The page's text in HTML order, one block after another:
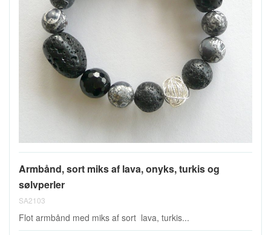
Armbånd, sort miks af lava, onyks, turkis og
sølvperler
SA2103
Flot armbånd med miks af sort lava, turkis...